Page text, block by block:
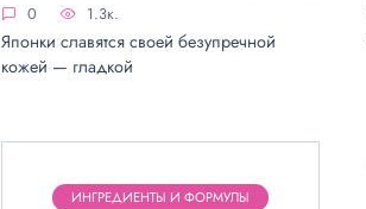
0 1.3к.
Японки славятся своей безупречной
кожей — гладкой
ИНГРЕДИЕНТЫ И ФОРМУЛЫ